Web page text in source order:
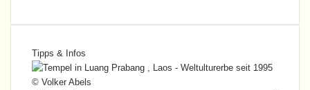
Tipps & Infos